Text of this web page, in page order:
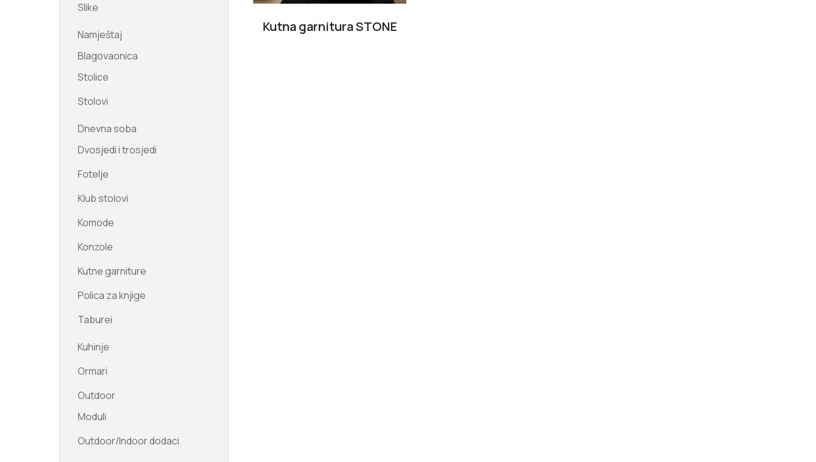
Kutna garnitura STONE
Slike
Namještaj
Blagovaonica
Stolice
Stolovi
Dnevna soba
Dvosjedi i trosjedi
Fotelje
Klub stolovi
Komode
Konzole
Kutne garniture
Polica za knjige
Taburei
Kuhinje
Ormari
Outdoor
Moduli
Outdoor/Indoor dodaci